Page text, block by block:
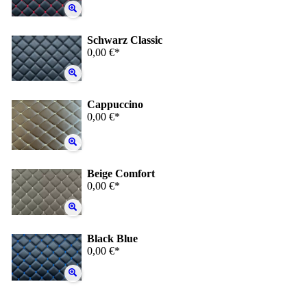
Schwarz Classic
0,00 €*
Cappuccino
0,00 €*
Beige Comfort
0,00 €*
Black Blue
0,00 €*